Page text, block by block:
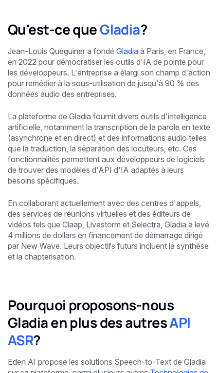
Qu'est-ce queGladia?
Jean-Louis Quéguiner a fondé Gladia à Paris, en France,
en 2022 pour démocratiser les outils d'IA de pointe pour
les développeurs. L'entreprise a élargi son champ d'action
pour remédier à la sous-utilisation de jusqu'à 90 % des
données audio des entreprises.
La plateforme de Gladia fournit divers outils d'intelligence
artificielle, notamment la transcription de la parole en texte
(asynchrone et en direct) et des informations audio telles
que la traduction, la séparation des locuteurs, etc. Ces
fonctionnalités permettent aux développeurs de logiciels
de trouver des modèles d'API d'IA adaptés à leurs
besoins spécifiques.
En collaborant actuellement avec des centres d'appels,
des services de réunions virtuelles et des éditeurs de
vidéos tels que Claap, Livestorm et Selectra, Gladia a levé
4 millions de dollars en financement de démarrage dirigé
par New Wave. Leurs objectifs futurs incluent la synthèse
et la chapterisation.
Pourquoi proposons-nous
Gladia en plus des autresAPI
ASR?
Eden AI propose les solutions Speech-to-Text de Gladia